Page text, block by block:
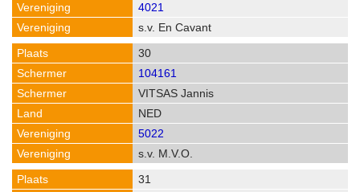
4021
s.v. En Cavant
30
104161
VITSAS Jannis
NED
5022
s.v. M.V.O.
31